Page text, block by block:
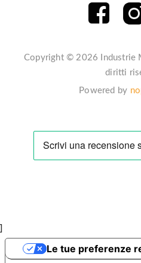
Copyright © 2026 Industrie
diritti
Powered by
]
Le tue preferenze